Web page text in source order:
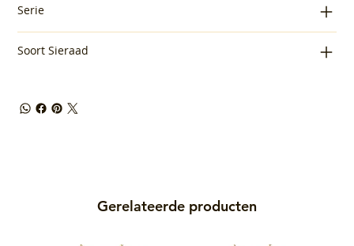
Serie
Soort Sieraad
Gerelateerde producten